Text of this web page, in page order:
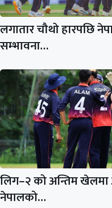
लगातार चौथो हारपछि
सम्भावना…
लिग–२ को अन्तिम
नेपालको…